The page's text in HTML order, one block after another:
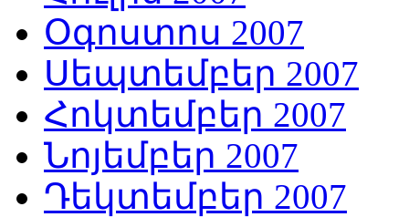
Օգոստոս 2007
Սեպտեմբեր 2007
Հոկտեմբեր 2007
Նոյեմբեր 2007
Դեկտեմբեր 2007